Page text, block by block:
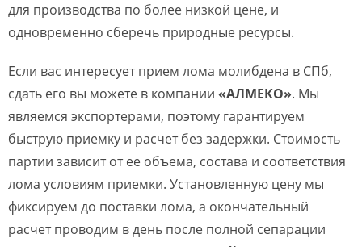
для производства по более низкой цене, и
одновременно сберечь природные ресурсы.
Если вас интересует прием лома молибдена в СПб,
сдать его вы можете в компании «АЛМЕКО». Мы
являемся экспортерами, поэтому гарантируем
быструю приемку и расчет без задержки. Стоимость
партии зависит от ее объема, состава и соответствия
лома условиям приемки. Установленную цену мы
фиксируем до поставки лома, а окончательный
расчет проводим в день после полной сепарации